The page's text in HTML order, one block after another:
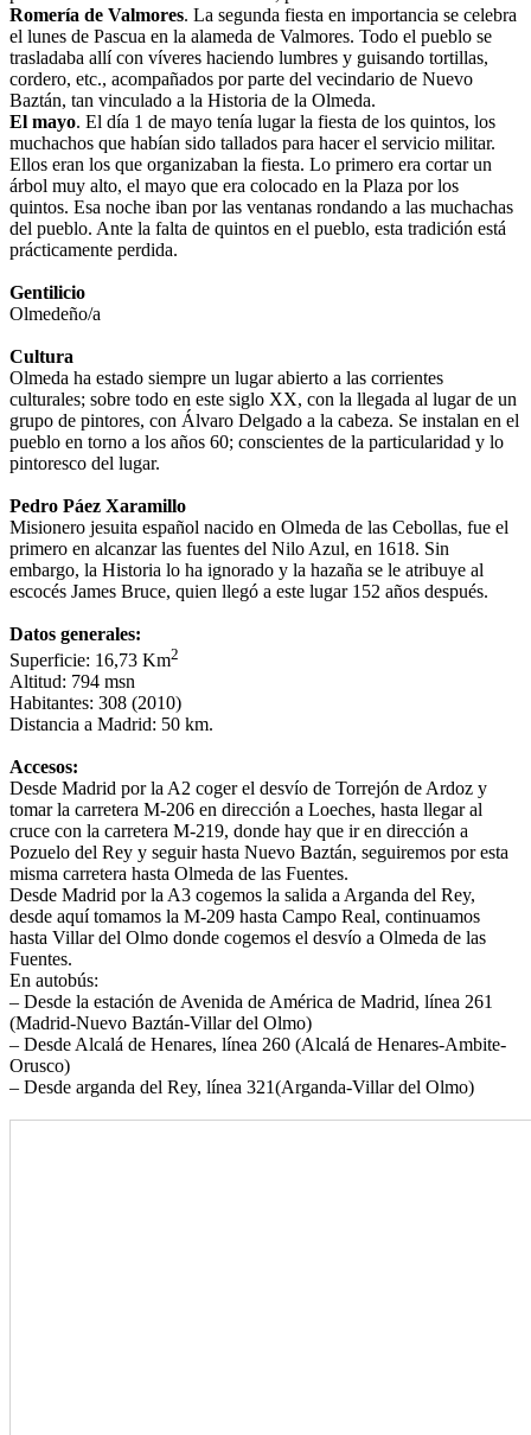
Romería de Valmores. La segunda fiesta en importancia se celebra
el lunes de Pascua en la alameda de Valmores. Todo el pueblo se
trasladaba allí con víveres haciendo lumbres y guisando tortillas,
cordero, etc., acompañados por parte del vecindario de Nuevo
Baztán, tan vinculado a la Historia de la Olmeda.
El mayo. El día 1 de mayo tenía lugar la fiesta de los quintos, los
muchachos que habían sido tallados para hacer el servicio militar.
Ellos eran los que organizaban la fiesta. Lo primero era cortar un
árbol muy alto, el mayo que era colocado en la Plaza por los
quintos. Esa noche iban por las ventanas rondando a las muchachas
del pueblo. Ante la falta de quintos en el pueblo, esta tradición está
prácticamente perdida.
Gentilicio
Olmedeño/a
Cultura
Olmeda ha estado siempre un lugar abierto a las corrientes
culturales; sobre todo en este siglo XX, con la llegada al lugar de un
grupo de pintores, con Álvaro Delgado a la cabeza. Se instalan en el
pueblo en torno a los años 60; conscientes de la particularidad y lo
pintoresco del lugar.
Pedro Páez Xaramillo
Misionero jesuita español nacido en Olmeda de las Cebollas, fue el
primero en alcanzar las fuentes del Nilo Azul, en 1618. Sin
embargo, la Historia lo ha ignorado y la hazaña se le atribuye al
escocés James Bruce, quien llegó a este lugar 152 años después.
Datos generales:
Superficie: 16,73 Km2
Altitud: 794 msn
Habitantes: 308 (2010)
Distancia a Madrid: 50 km.
Accesos:
Desde Madrid por la A2 coger el desvío de Torrejón de Ardoz y
tomar la carretera M-206 en dirección a Loeches, hasta llegar al
cruce con la carretera M-219, donde hay que ir en dirección a
Pozuelo del Rey y seguir hasta Nuevo Baztán, seguiremos por esta
misma carretera hasta Olmeda de las Fuentes.
Desde Madrid por la A3 cogemos la salida a Arganda del Rey,
desde aquí tomamos la M-209 hasta Campo Real, continuamos
hasta Villar del Olmo donde cogemos el desvío a Olmeda de las
Fuentes.
En autobús:
– Desde la estación de Avenida de América de Madrid, línea 261
(Madrid-Nuevo Baztán-Villar del Olmo)
– Desde Alcalá de Henares, línea 260 (Alcalá de Henares-Ambite-
Orusco)
– Desde arganda del Rey, línea 321(Arganda-Villar del Olmo)